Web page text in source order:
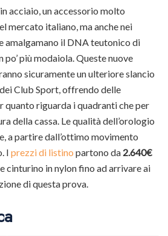
acciaio, un accessorio molto
mercato italiano, ma anche nei
amalgamano il DNA teutonico di
po’ più modaiola. Queste nuove
sicuramente un ulteriore slancio
Club Sport, offrendo delle
quanto riguarda i quadranti che per
della cassa. Le qualità dell’orologio
a partire dall’ottimo movimento
I prezzi di listino partono da 2.640€
cinturino in nylon fino ad arrivare ai
di questa prova.